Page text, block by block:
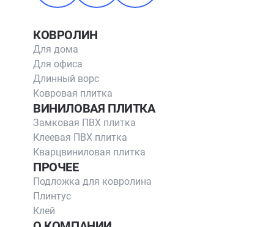
КОВРОЛИН
Для дома
Для офиса
Длинный ворс
Ковровая плитка
ВИНИЛОВАЯ ПЛИТКА
Замковая ПВХ плитка
Клеевая ПВХ плитка
Кварцвиниловая плитка
ПРОЧЕЕ
Подложка для ковролина
Плинтус
Клей